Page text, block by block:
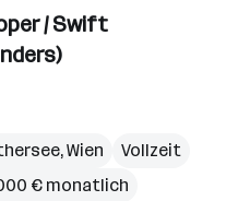
/ Swift
,Wien
Vollzeit
€ monatlich